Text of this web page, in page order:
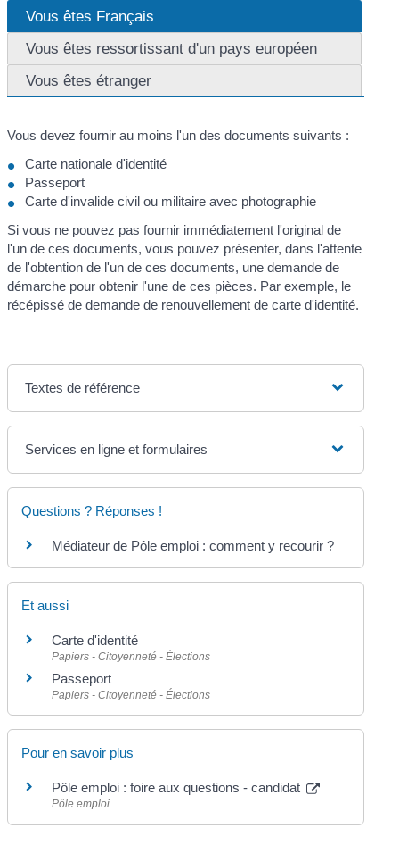
Vous êtes Français
Vous êtes ressortissant d'un pays européen
Vous êtes étranger
Vous devez fournir au moins l'un des documents suivants :
Carte nationale d'identité
Passeport
Carte d'invalide civil ou militaire avec photographie
Si vous ne pouvez pas fournir immédiatement l'original de
l'un de ces documents, vous pouvez présenter, dans l'attente
de l'obtention de l'un de ces documents, une demande de
démarche pour obtenir l'une de ces pièces. Par exemple, le
récépissé de demande de renouvellement de carte d'identité.
Textes de référence
Services en ligne et formulaires
Questions ? Réponses !
Médiateur de Pôle emploi : comment y recourir ?
Et aussi
Carte d'identité
Papiers - Citoyenneté - Élections
Passeport
Papiers - Citoyenneté - Élections
Pour en savoir plus
Pôle emploi : foire aux questions - candidat
Pôle emploi